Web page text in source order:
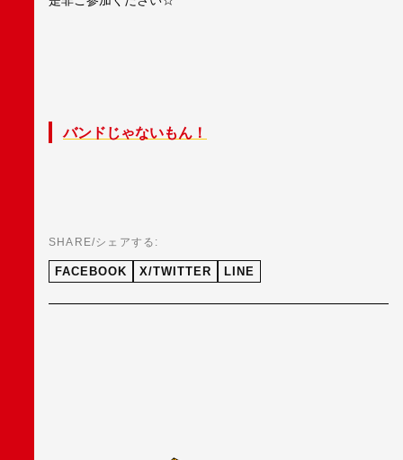
バンドじゃないもん！
SHARE/シェアする:
FACEBOOK X/TWITTER LINE